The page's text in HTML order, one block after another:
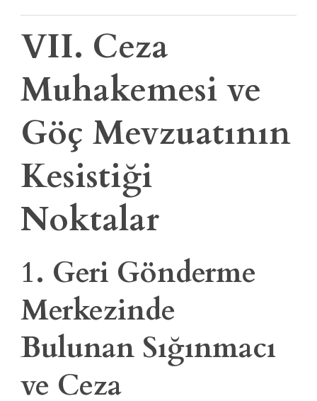
VII. Ceza
Muhakemesi ve
Göç Mevzuatının
Kesistiği
Noktalar
1. Geri Gönderme
Merkezinde
Bulunan Sığınmacı
ve Ceza